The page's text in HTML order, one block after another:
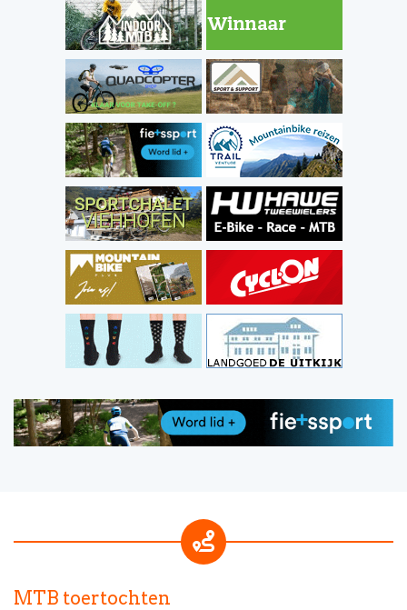
MTB toertochten